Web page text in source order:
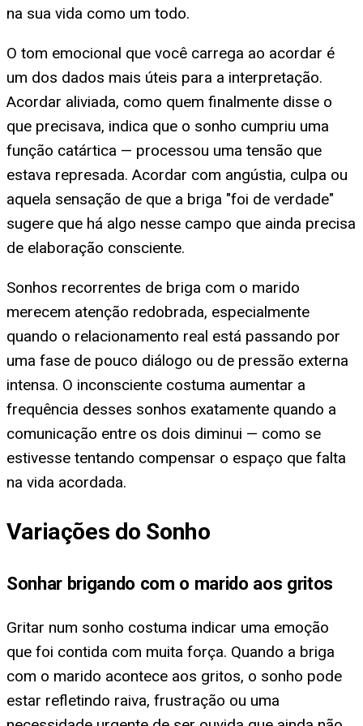
na sua vida como um todo.
O tom emocional que você carrega ao acordar é
um dos dados mais úteis para a interpretação.
Acordar aliviada, como quem finalmente disse o
que precisava, indica que o sonho cumpriu uma
função catártica — processou uma tensão que
estava represada. Acordar com angústia, culpa ou
aquela sensação de que a briga "foi de verdade"
sugere que há algo nesse campo que ainda precisa
de elaboração consciente.
Sonhos recorrentes de briga com o marido
merecem atenção redobrada, especialmente
quando o relacionamento real está passando por
uma fase de pouco diálogo ou de pressão externa
intensa. O inconsciente costuma aumentar a
frequência desses sonhos exatamente quando a
comunicação entre os dois diminui — como se
estivesse tentando compensar o espaço que falta
na vida acordada.
Variações do Sonho
Sonhar brigando com o marido aos gritos
Gritar num sonho costuma indicar uma emoção
que foi contida com muita força. Quando a briga
com o marido acontece aos gritos, o sonho pode
estar refletindo raiva, frustração ou uma